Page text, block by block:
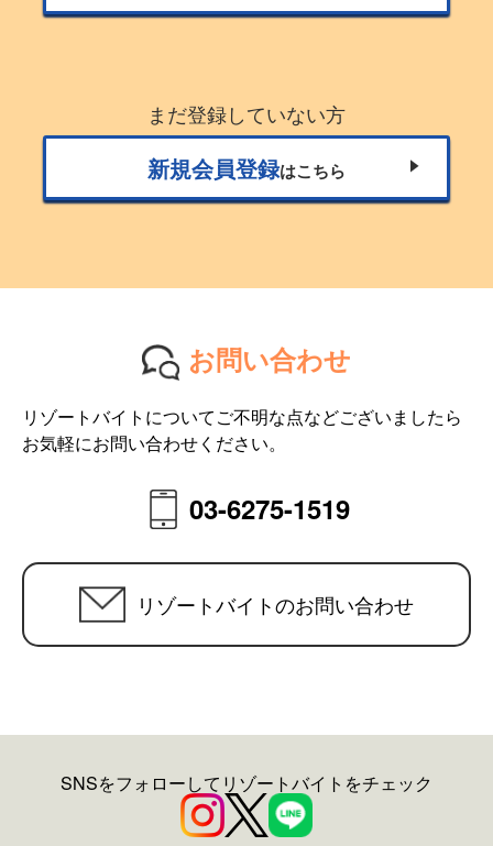
まだ登録していない方
新規会員登録はこちら
お問い合わせ
リゾートバイトについてご不明な点などございましたら
お気軽にお問い合わせください。
03-6275-1519
リゾートバイトのお問い合わせ
SNSをフォローしてリゾートバイトをチェック